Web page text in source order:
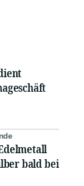
bald bei